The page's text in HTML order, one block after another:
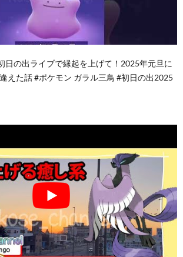
日の出ライブで縁起を上げて！2025年元旦に
えた話 #ポケモン ガラル三鳥 #初日の出2025